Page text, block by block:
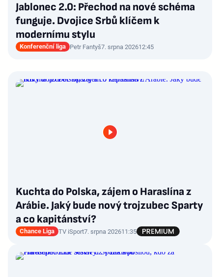
Jablonec 2.0: Přechod na nové schéma
funguje. Dvojice Srbů klíčem k
modernímu stylu
Konferenční liga Petr Fantyš7. srpna 202612:45
Kuchta do Polska, zájem o Haraslína z
Arábie. Jaký bude nový trojzubec Sparty
a co kapitánství?
Chance Liga TV iSport7. srpna 202611:35